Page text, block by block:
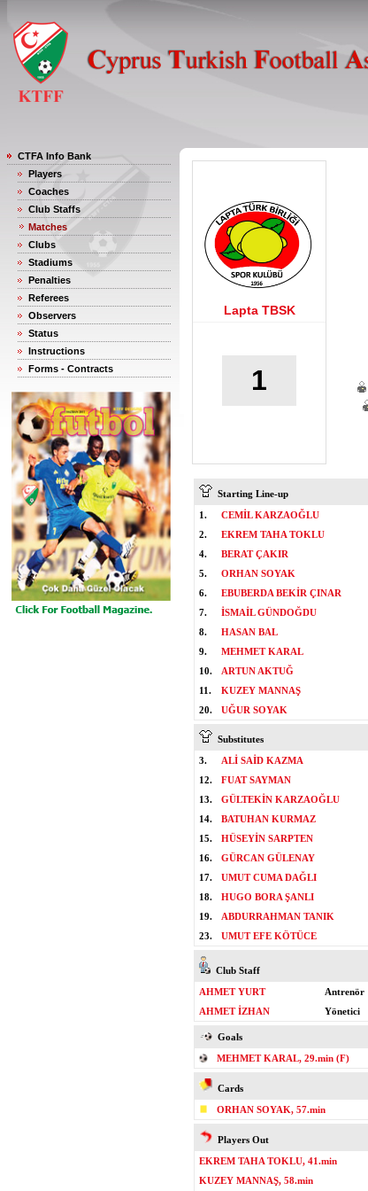
CTFA Info Bank
Players
Coaches
Club Staffs
Matches
Clubs
Stadiums
Penalties
Referees
Observers
Status
Instructions
Forms - Contracts
Lapta TBSK
1
Starting Line-up
1.
CEMİL KARZAOĞLU
2.
EKREM TAHA TOKLU
4.
BERAT ÇAKIR
5.
ORHAN SOYAK
6.
EBUBERDA BEKİR ÇINAR
7.
İSMAİL GÜNDOĞDU
8.
HASAN BAL
9.
MEHMET KARAL
10.
ARTUN AKTUĞ
11.
KUZEY MANNAŞ
20.
UĞUR SOYAK
Substitutes
3.
ALİ SAİD KAZMA
12.
FUAT SAYMAN
13.
GÜLTEKİN KARZAOĞLU
14.
BATUHAN KURMAZ
15.
HÜSEYİN SARPTEN
16.
GÜRCAN GÜLENAY
17.
UMUT CUMA DAĞLI
18.
HUGO BORA ŞANLI
19.
ABDURRAHMAN TANIK
23.
UMUT EFE KÖTÜCE
Club Staff
AHMET YURT
Antrenör
AHMET İZHAN
Yönetici
Goals
MEHMET KARAL, 29.min (F)
Cards
ORHAN SOYAK, 57.min
Players Out
EKREM TAHA TOKLU, 41.min
KUZEY MANNAŞ, 58.min